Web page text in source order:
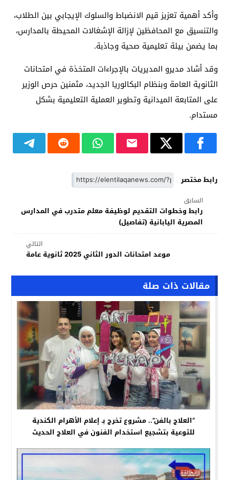
وأكد أهمية تعزيز قيم الانضباط والسلوك الإيجابي بين الطلاب،
والتنسيق مع المحافظين لإزالة الإشغالات المحيطة بالمدارس،
بما يضمن بيئة تعليمية صحية وجاذبة.
وقد أشاد مديرو المديريات بالإجراءات المتخذة في امتحانات
الثانوية العامة وبنظام البكالوريا الجديد، مثمنين حرص الوزير
على المتابعة الميدانية وتطوير العملية التعليمية بشكل
مستدام.
رابط مختصر
السابق
رابط وخطوات التقديم لوظيفة معلم متدرب في المدارس
المصرية اليابانية (تفاصيل)
التالي
موعد امتحانات الدور الثاني 2025 ثانوية عامة
مقالات ذات صلة
“العلاج بالفن”.. مشروع تخرج بـ إعلام الأهرام الكندية
للتوعية بتشجيع استخدام الفنون في العلاج الحديث